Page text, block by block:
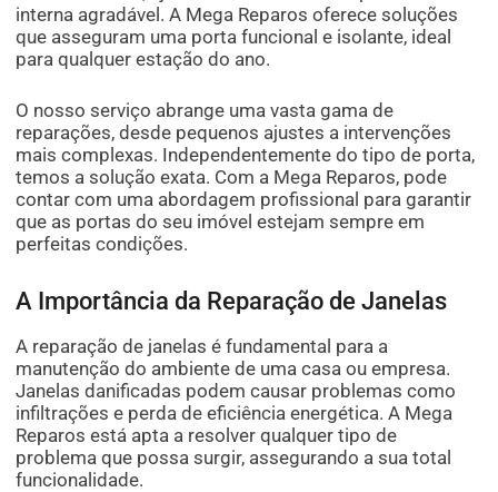
interna agradável. A Mega Reparos oferece soluções
que asseguram uma porta funcional e isolante, ideal
para qualquer estação do ano.
O nosso serviço abrange uma vasta gama de
reparações, desde pequenos ajustes a intervenções
mais complexas. Independentemente do tipo de porta,
temos a solução exata. Com a Mega Reparos, pode
contar com uma abordagem profissional para garantir
que as portas do seu imóvel estejam sempre em
perfeitas condições.
A Importância da Reparação de Janelas
A reparação de janelas é fundamental para a
manutenção do ambiente de uma casa ou empresa.
Janelas danificadas podem causar problemas como
infiltrações e perda de eficiência energética. A Mega
Reparos está apta a resolver qualquer tipo de
problema que possa surgir, assegurando a sua total
funcionalidade.